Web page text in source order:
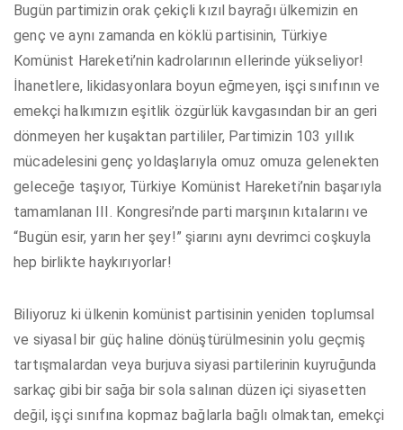
Bugün partimizin orak çekiçli kızıl bayrağı ülkemizin en
genç ve aynı zamanda en köklü partisinin, Türkiye
Komünist Hareketi’nin kadrolarının ellerinde yükseliyor!
İhanetlere, likidasyonlara boyun eğmeyen, işçi sınıfının ve
emekçi halkımızın eşitlik özgürlük kavgasından bir an geri
dönmeyen her kuşaktan partililer, Partimizin 103 yıllık
mücadelesini genç yoldaşlarıyla omuz omuza gelenekten
geleceğe taşıyor, Türkiye Komünist Hareketi’nin başarıyla
tamamlanan III. Kongresi’nde parti marşının kıtalarını ve
“Bugün esir, yarın her şey!” şiarını aynı devrimci coşkuyla
hep birlikte haykırıyorlar!
Biliyoruz ki ülkenin komünist partisinin yeniden toplumsal
ve siyasal bir güç haline dönüştürülmesinin yolu geçmiş
tartışmalardan veya burjuva siyasi partilerinin kuyruğunda
sarkaç gibi bir sağa bir sola salınan düzen içi siyasetten
değil, işçi sınıfına kopmaz bağlarla bağlı olmaktan, emekçi